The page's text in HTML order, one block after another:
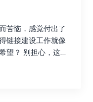
苦恼，感觉付出了
链接建设工作就像
望？ 别担心，这篇
实现网站流量的显